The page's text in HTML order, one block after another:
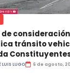
de consideración
tránsito
LUIS LUGO 6 de agosto,